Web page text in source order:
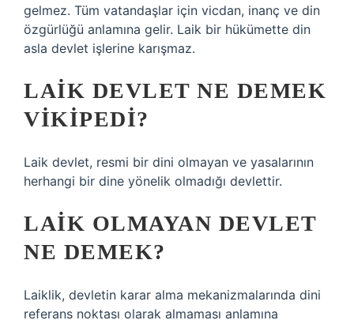
gelmez. Tüm vatandaşlar için vicdan, inanç ve din
özgürlüğü anlamına gelir. Laik bir hükümette din
asla devlet işlerine karışmaz.
LAIK DEVLET NE DEMEK
VIKIPEDI?
Laik devlet, resmi bir dini olmayan ve yasalarının
herhangi bir dine yönelik olmadığı devlettir.
LAIK OLMAYAN DEVLET
NE DEMEK?
Laiklik, devletin karar alma mekanizmalarında dini
referans noktası olarak almaması anlamına